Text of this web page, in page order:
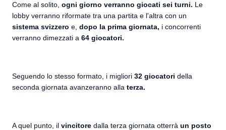
Come al solito, ogni giorno verranno giocati sei turni. Le
lobby verranno riformate tra una partita e l'altra con un
sistema svizzero e, dopo la prima giornata, i concorrenti
verranno dimezzati a 64 giocatori.
Seguendo lo stesso formato, i migliori 32 giocatori della
seconda giornata avanzeranno alla terza.
A quel punto, il vincitore dalla terza giornata otterrà un posto